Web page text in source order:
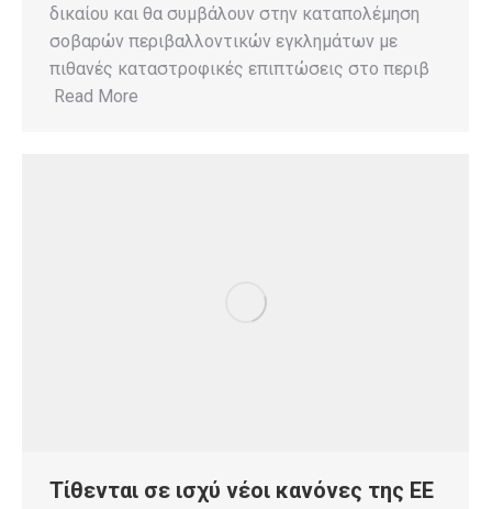
δικαίου και θα συμβάλουν στην καταπολέμηση
σοβαρών περιβαλλοντικών εγκλημάτων με
πιθανές καταστροφικές επιπτώσεις στο περιβ
Read More
Τίθενται σε ισχύ νέοι κανόνες της ΕΕ